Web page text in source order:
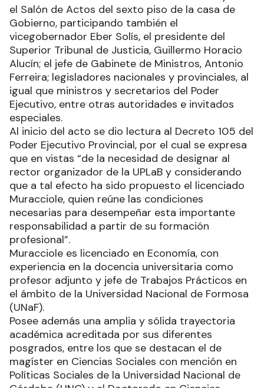
el Salón de Actos del sexto piso de la casa de
Gobierno, participando también el
vicegobernador Eber Solís, el presidente del
Superior Tribunal de Justicia, Guillermo Horacio
Alucín; el jefe de Gabinete de Ministros, Antonio
Ferreira; legisladores nacionales y provinciales, al
igual que ministros y secretarios del Poder
Ejecutivo, entre otras autoridades e invitados
especiales.
Al inicio del acto se dio lectura al Decreto 105 del
Poder Ejecutivo Provincial, por el cual se expresa
que en vistas “de la necesidad de designar al
rector organizador de la UPLaB y considerando
que a tal efecto ha sido propuesto el licenciado
Muracciole, quien reúne las condiciones
necesarias para desempeñar esta importante
responsabilidad a partir de su formación
profesional”.
Muracciole es licenciado en Economía, con
experiencia en la docencia universitaria como
profesor adjunto y jefe de Trabajos Prácticos en
el ámbito de la Universidad Nacional de Formosa
(UNaF).
Posee además una amplia y sólida trayectoria
académica acreditada por sus diferentes
posgrados, entre los que se destacan el de
magíster en Ciencias Sociales con mención en
Políticas Sociales de la Universidad Nacional de